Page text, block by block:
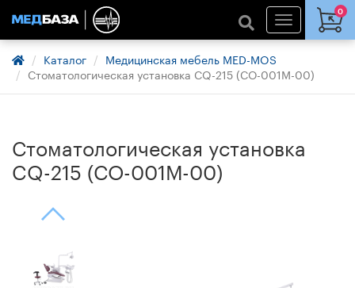
0
Каталог
Медицинская мебель MED-MOS
Стоматологическая установка CQ-215 (СО-001М-00)
Стоматологическая установка
CQ-215 (СО-001М-00)